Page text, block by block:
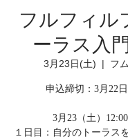
フルフィル
ーラス入
3月23日(土)
  |
フ
申込締切：3月22
3月23（土）
１日目：自分のトーラス